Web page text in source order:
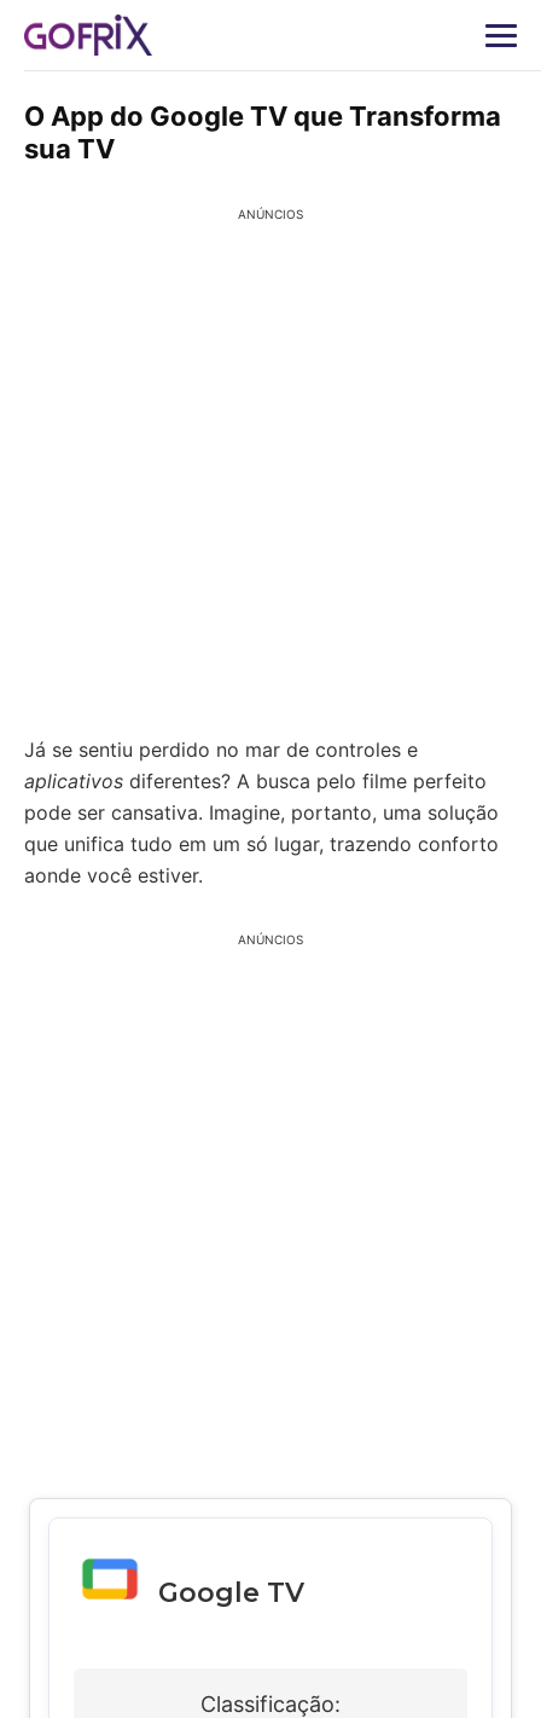
O App do Google TV que Transforma
sua TV
ANÚNCIOS
Já se sentiu perdido no mar de controles e
aplicativos diferentes? A busca pelo filme perfeito
pode ser cansativa. Imagine, portanto, uma solução
que unifica tudo em um só lugar, trazendo conforto
aonde você estiver.
ANÚNCIOS
Google TV
Classificação: